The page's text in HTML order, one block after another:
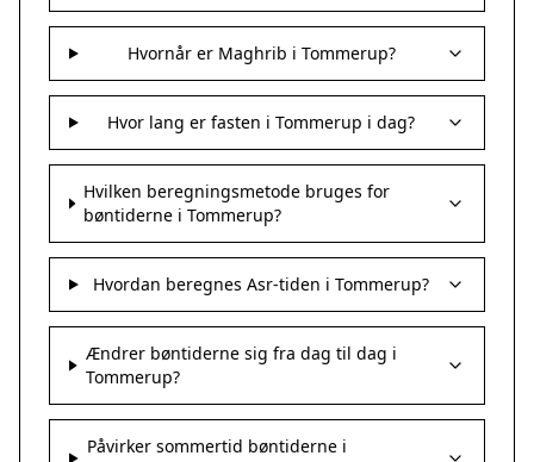
Hvornår er Maghrib i Tommerup?
Hvor lang er fasten i Tommerup i dag?
Hvilken beregningsmetode bruges for
bøntiderne i Tommerup?
Hvordan beregnes Asr-tiden i Tommerup?
Ændrer bøntiderne sig fra dag til dag i
Tommerup?
Påvirker sommertid bøntiderne i